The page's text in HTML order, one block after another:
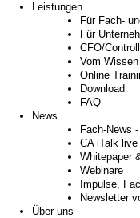
Leistungen
Für Fach-
Für
CFO/
Vom
Online
Download
FAQ
News
Fach-News
CA iTalk live
Whitepaper
Webinare
Impulse,
Newsletter
Über uns